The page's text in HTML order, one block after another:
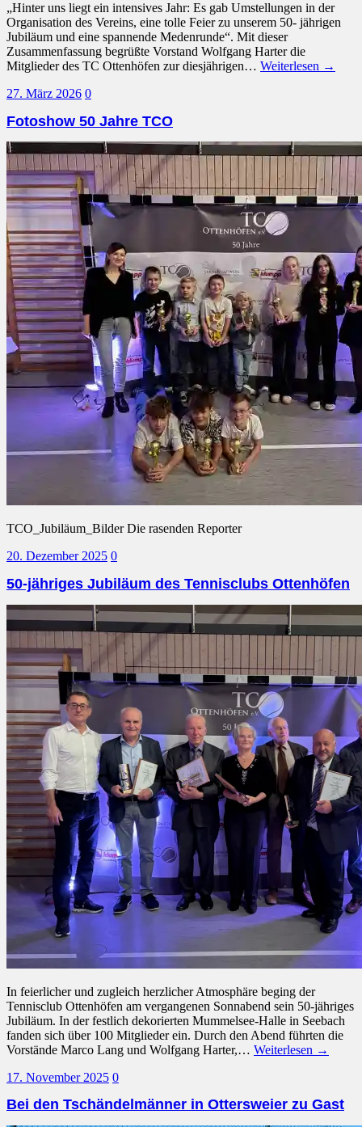
„Hinter uns liegt ein intensives Jahr: Es gab Umstellungen in der
Organisation des Vereins, eine tolle Feier zu unserem 50- jährigen
Jubiläum und eine spannende Medenrunde“. Mit dieser
Zusammenfassung begrüßte Vorstand Wolfgang Harter die
Mitglieder des TC Ottenhöfen zur diesjährigen… Weiterlesen →
27. März 2026 0
Fotoshow 50 Jahre TCO
TCO_Jubiläum_Bilder Die rasenden Reporter
20. Dezember 2025 0
50-jähriges Jubiläum des Tennisclubs Ottenhöfen
In feierlicher und zugleich herzlicher Atmosphäre beging der
Tennisclub Ottenhöfen am vergangenen Sonnabend sein 50-jähriges
Jubiläum. In der festlich dekorierten Mummelsee-Halle in Seebach
fanden sich über 100 Mitglieder ein. Durch den Abend führten die
Vorstände Marco Lang und Wolfgang Harter,… Weiterlesen →
17. November 2025 0
Bei den Tschändelmänner in Ottersweier zu Gast